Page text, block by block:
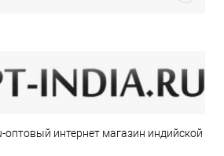
интернет магазин индийской